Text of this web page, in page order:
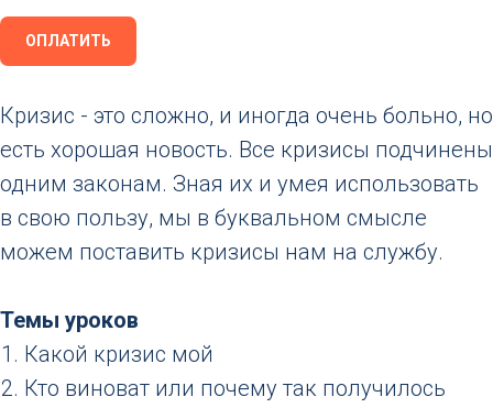
ОПЛАТИТЬ
Кризис - это сложно, и иногда очень больно, но
есть хорошая новость. Все кризисы подчинены
одним законам. Зная их и умея использовать
в свою пользу, мы в буквальном смысле
можем поставить кризисы нам на службу.
Темы уроков
Какой кризис мой
Кто виноват или почему так получилось